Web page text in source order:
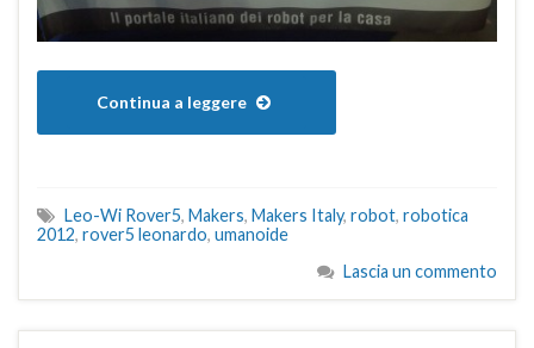
Continua a leggere
Leo-Wi Rover5, Makers, Makers Italy, robot, robotica
2012, rover5 leonardo, umanoide
Lascia un commento